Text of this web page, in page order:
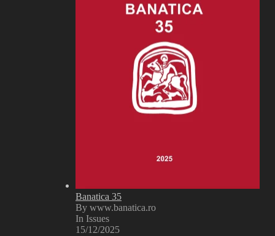
Banatica 35
By www.banatica.ro
In Issues
15/12/2025